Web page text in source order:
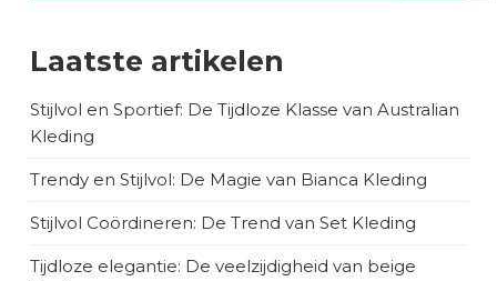
Laatste artikelen
Stijlvol en Sportief: De Tijdloze Klasse van Australian
Kleding
Trendy en Stijlvol: De Magie van Bianca Kleding
Stijlvol Coördineren: De Trend van Set Kleding
Tijdloze elegantie: De veelzijdigheid van beige